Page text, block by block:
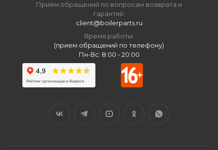
Приём обращений по вопросам возврата и
гарантий:
client@boilerparts.ru
Время работы:
(прием обращений по телефону)
Пн-Вс: 8:00 - 20:00